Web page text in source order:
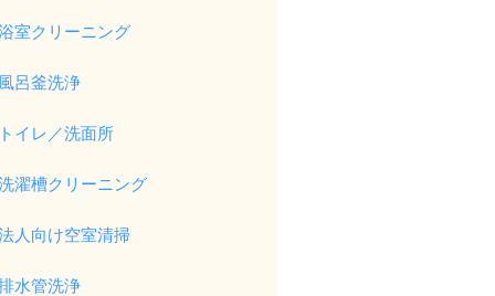
室クリーニング
呂釜洗浄
イレ／洗面所
濯槽クリーニング
人向け空室清掃
水管洗浄